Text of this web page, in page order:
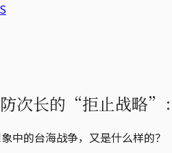
次长的“拒止战略”
中的台海战争，又是什么样的？